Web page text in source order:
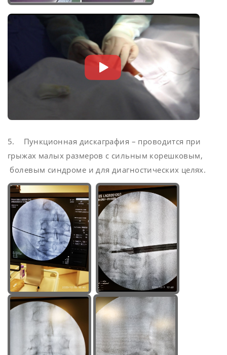
5. Пункционная дискаграфия – проводится при
грыжах малых размеров с сильным корешковым,
болевым синдроме и для диагностических целях.